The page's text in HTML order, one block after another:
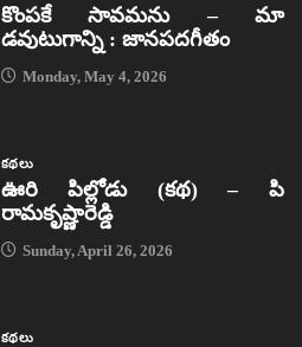
కొంపకే సావమను – మా
డవుటుగాన్ని : జానపదగీతం
Monday, May 4, 2026
కథలు
ఊరి పిల్లోడు (కథ) – పి
రామకృష్ణారెడ్డి
Sunday, April 26, 2026
కథలు